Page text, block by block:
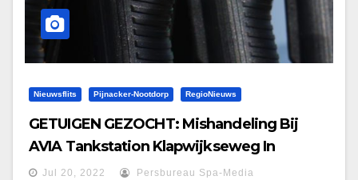
Nieuwsflits Pijnacker-Nootdorp RegioNieuws
GETUIGEN GEZOCHT: Mishandeling Bij
AVIA Tankstation Klapwijkseweg In
Pijnacker
Jul 20, 2022 Persbureau Spa-Media